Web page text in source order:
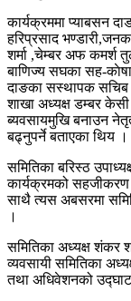
कार्यक्रममा प्याबसन
हरिप्रसाद
शर्मा ,चेम्बर अफ कमर्श
बाणिज्य सघका सह-
दाङका सस्थापक
शाखा अध्यक्ष डम्बर
ब्यवसायमुखि बनाउन
बढ्नुपर्ने बताएका थिय ।
समितिका बरिस्ठ
कार्यक्रमको सहजीकरण
साथै त्यस अबसरमा
।
समितिका अध्यक्ष शंकर
व्यवसायी समितिका
तथा अधिवेशनको